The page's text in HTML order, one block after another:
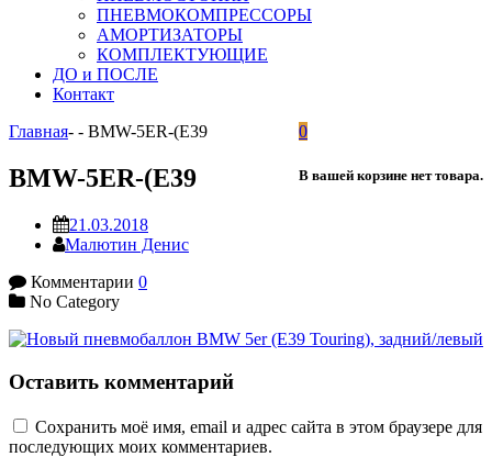
ПНЕВМОКОМПРЕССОРЫ
АМОРТИЗАТОРЫ
КОМПЛЕКТУЮЩИЕ
ДО и ПОСЛЕ
Контакт
0
В вашей корзине нет товара.
Главная- - BMW-5ER-(E39
BMW-5ER-(E39
21.03.2018
Малютин Денис
Комментарии 0
No Category
Оставить комментарий
Сохранить моё имя, email и адрес сайта в этом браузере для
последующих моих комментариев.